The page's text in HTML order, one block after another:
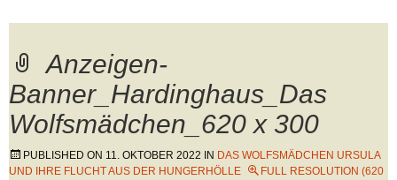
Anzeigen-
Banner_Hardinghaus_Das
Wolfsmädchen_620 x 300
PUBLISHED ON 11. OKTOBER 2022 IN DAS WOLFSMÄDCHEN URSULA
UND IHRE FLUCHT AUS DER HUNGERHÖLLE
FULL RESOLUTION (620